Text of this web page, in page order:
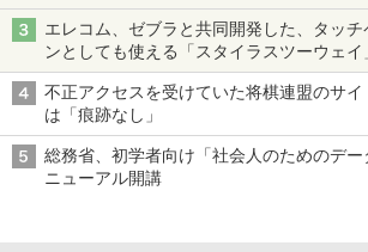
真や映像を使った投資詐欺などへの対策と
エレコム、ゼブラと共同開発した、タッ
ンとしても使える「スタイラスツーウェ
も、持ち替えずに書き込める
不正アクセスを受けていた将棋連盟のサ
は「痕跡なし」
総務省、初学者向け「社会人のためのデー
ニューアル開講